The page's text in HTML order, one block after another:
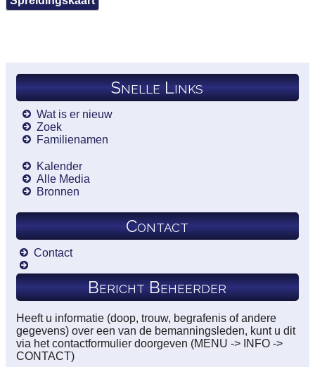
Snelle Links
Wat is er nieuw
Zoek
Familienamen
Kalender
Alle Media
Bronnen
Contact
Contact
Bericht Beheerder
Heeft u informatie (doop, trouw, begrafenis of andere
gegevens) over een van de bemanningsleden, kunt u dit
via het contactformulier doorgeven (MENU -> INFO ->
CONTACT)